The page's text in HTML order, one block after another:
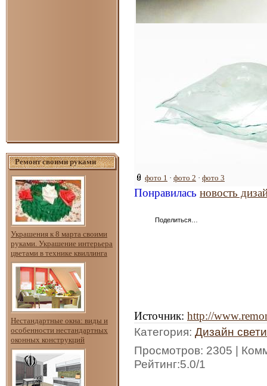
Ремонт своими руками
Украшения к 8 марта своими
руками. Украшение интерьера
цветами в технике квиллинга
Нестандартные окна: виды и
особенности нестандартных
оконных конструкций
фото 1 · фото 2 · фото 3
Понравилась новость
Поделиться…
Источник: http://
Категория: Дизайн
Просмотров: 2305 |
Рейтинг:5.0/1